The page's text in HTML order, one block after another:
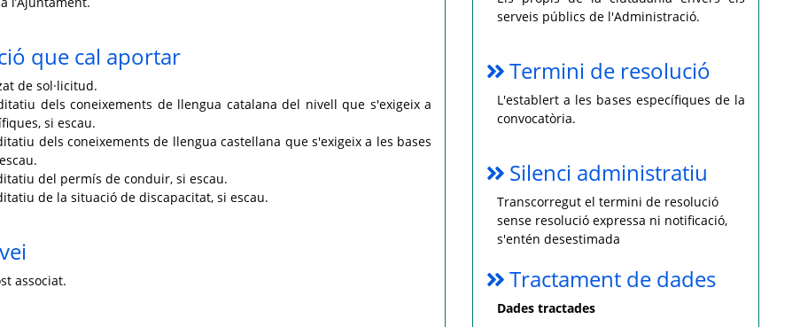
que cal aportar
de sol·licitud.
dels coneixements de llengua catalana del nivell que s'exigeix a
si escau.
dels coneixements de llengua castellana que s'exigeix a les bases
del permís de conduir, si escau.
de la situació de discapacitat, si escau.
associat.
serveis públics de l'Administració.
Termini de resolució
L'establert a les bases específiques de la
convocatòria.
Silenci administratiu
Transcorregut el termini de resolució
sense resolució expressa ni notificació,
s'entén desestimada
Tractament de dades
Dades tractades